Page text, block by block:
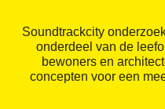
Soundtrackcity
onderdeel van de
bewoners en
concepten voor een